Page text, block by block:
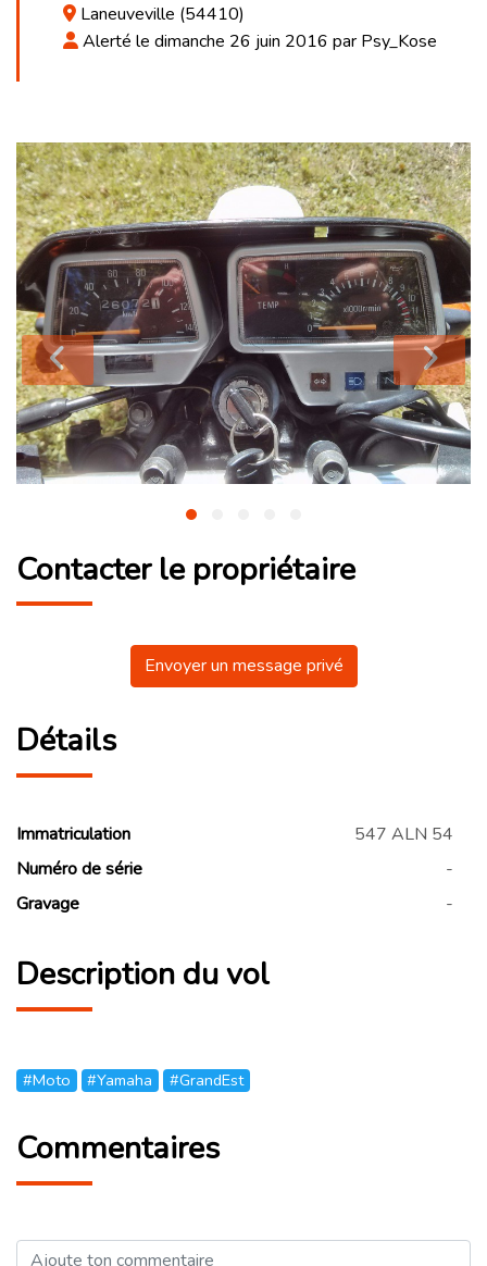
Laneuveville (54410)
Alerté le dimanche 26 juin 2016 par Psy_Kose
Contacter le propriétaire
Envoyer un message privé
Détails
Immatriculation
547 ALN 54
Numéro de série
-
Gravage
-
Description du vol
#Moto #Yamaha #GrandEst
Commentaires